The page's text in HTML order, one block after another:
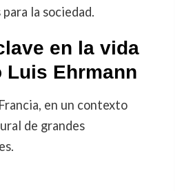
la sociedad.
en la vida
Luis Ehrmann
en un contexto
de grandes